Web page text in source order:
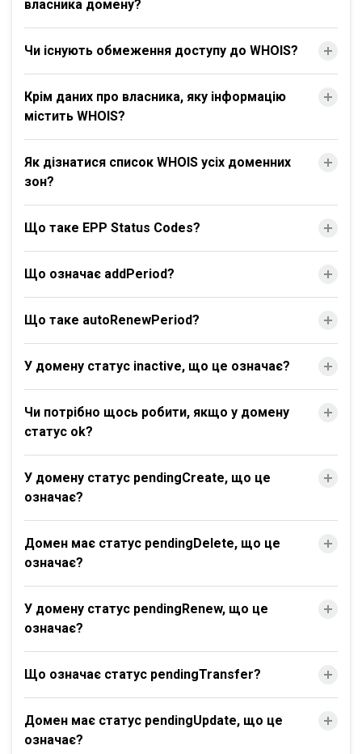
власника домену?
Чи існують обмеження доступу до WHOIS?
Крім даних про власника, яку інформацію
містить WHOIS?
Як дізнатися список WHOIS усіх доменних
зон?
Що таке EPP Status Codes?
Що означає addPeriod?
Що таке autoRenewPeriod?
У домену статус inactive, що це означає?
Чи потрібно щось робити, якщо у домену
статус ok?
У домену статус pendingCreate, що це
означає?
Домен має статус pendingDelete, що це
означає?
У домену статус pendingRenew, що це
означає?
Що означає статус pendingTransfer?
Домен має статус pendingUpdate, що це
означає?